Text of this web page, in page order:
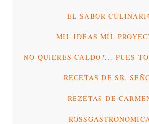
EL SABOR
MIL IDEAS MIL
NO QUIERES CALDO?... PUES
RECETAS DE SR.
REZETAS DE
ROSSGASTRONÓMICA